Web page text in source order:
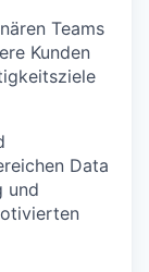
Teams
Kunden
Data
und